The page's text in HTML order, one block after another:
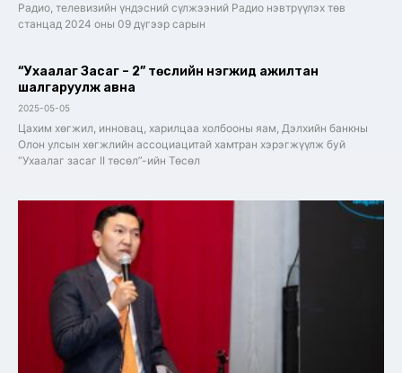
Радио, телевизийн үндэсний сүлжээний Радио нэвтрүүлэх төв
станцад 2024 оны 09 дүгээр сарын
“Ухаалаг Засаг – 2” төслийн нэгжид ажилтан
шалгаруулж авна
2025-05-05
Цахим хөгжил, инновац, харилцаа холбооны яам, Дэлхийн банкны
Олон улсын хөгжлийн ассоциацитай хамтран хэрэгжүүлж буй
“Ухаалаг засаг II төсөл”-ийн Төсөл